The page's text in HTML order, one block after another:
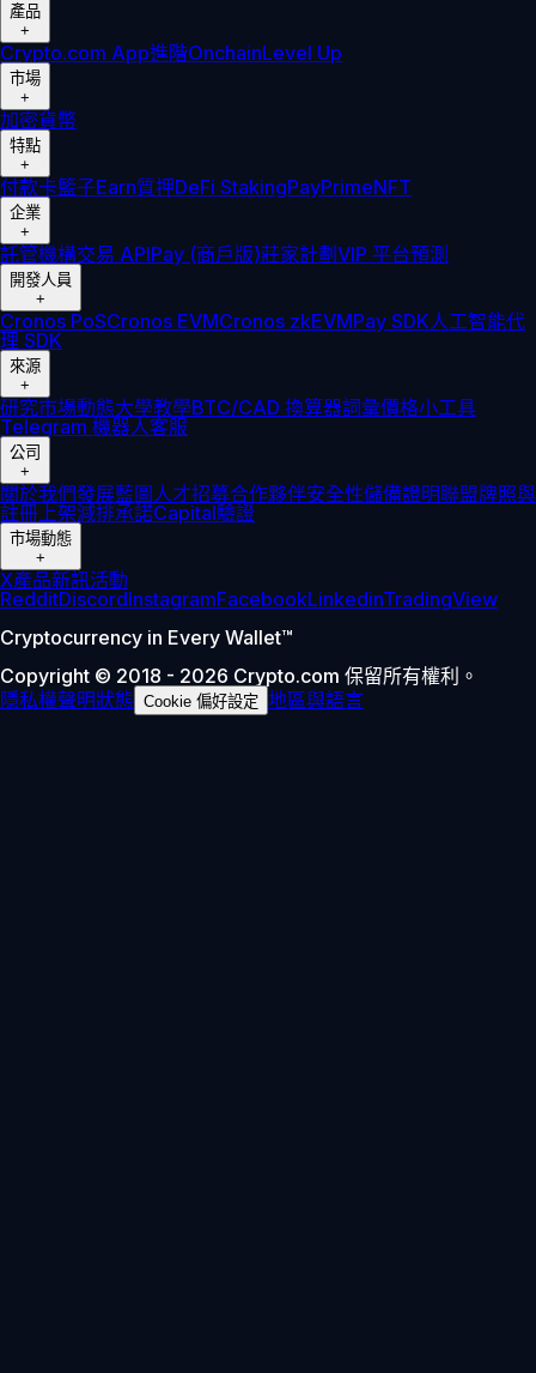
產品
+
Crypto.com App進階OnchainLevel Up
市場
+
加密貨幣
特點
+
付款卡籃子Earn質押DeFi StakingPayPrimeNFT
企業
+
託管機構交易 APIPay (商戶版)莊家計劃VIP 平台預測
開發人員
+
Cronos PoSCronos EVMCronos zkEVMPay SDK人工智能代
理 SDK
來源
+
研究市場動態大學教學BTC/CAD 換算器詞彙價格小工具
Telegram 機器人客服
公司
+
關於我們發展藍圖人才招募合作夥伴安全性儲備證明聯盟牌照與
註冊 上架減排承諾Capital驗證
市場動態
+
X產品新訊活動
RedditDiscordInstagramFacebookLinkedinTradingView
Cryptocurrency in Every Wallet™
Copyright © 2018 - 2026 Crypto.com 保留所有權利。
隱私權聲明狀態 Cookie 偏好設定 地區與語言